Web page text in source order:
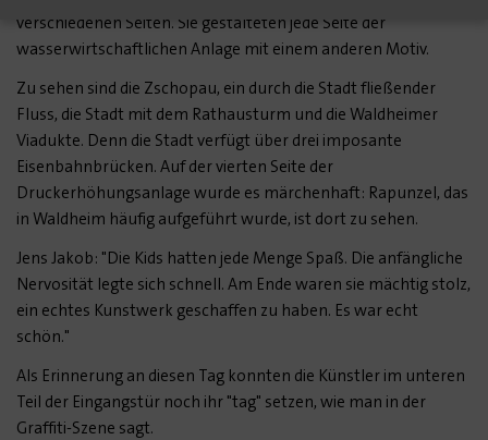
verschiedenen Seiten. Sie gestalteten jede Seite der
wasserwirtschaftlichen Anlage mit einem anderen Motiv.
Zu sehen sind die Zschopau, ein durch die Stadt fließender
Fluss, die Stadt mit dem Rathausturm und die Waldheimer
Viadukte. Denn die Stadt verfügt über drei imposante
Eisenbahnbrücken. Auf der vierten Seite der
Druckerhöhungsanlage wurde es märchenhaft: Rapunzel, das
in Waldheim häufig aufgeführt wurde, ist dort zu sehen.
Jens Jakob: "Die Kids hatten jede Menge Spaß. Die anfängliche
Nervosität legte sich schnell. Am Ende waren sie mächtig stolz,
ein echtes Kunstwerk geschaffen zu haben. Es war echt
schön."
Als Erinnerung an diesen Tag konnten die Künstler im unteren
Teil der Eingangstür noch ihr "tag" setzen, wie man in der
Graffiti-Szene sagt.